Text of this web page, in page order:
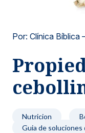
Otros
Sedes
Noticias y blog
Por: Clínica Bíblica
Nutricion
Guia de soluciones